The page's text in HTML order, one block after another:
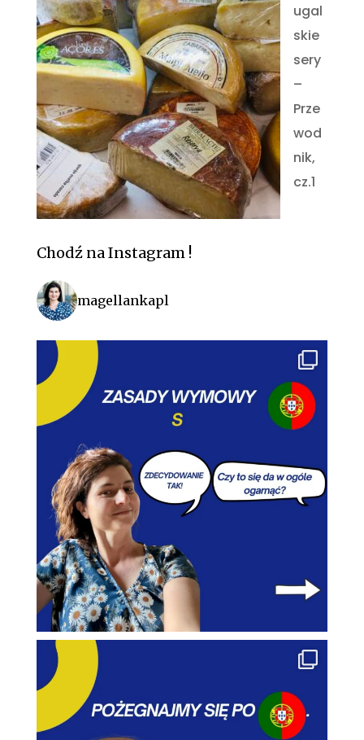
ugal
skie
sery
–
Prze
wod
nik,
cz.1
Chodź na Instagram !
magellankapl